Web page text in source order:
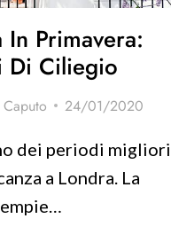
Primavera:
Di Ciliegio
24/01/2020
dei periodi migliori
a Londra. La